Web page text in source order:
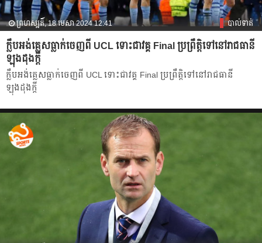
ព្រហស្បតិ៍, 18 មេសា 2024 12:41 បាល់ទាត់
ក្លឹប​អង់គ្លេស​ធ្លាក់​ចេញពី​ UCL ទោះ​ជា​វគ្គ Final ប្រព្រឹត្តិ​ទៅ​នៅ​រាជធានី​
ឡុងដុង​ក្ដី
ក្លឹប​អង់គ្លេស​ធ្លាក់​ចេញពី​ UCL ទោះ​ជា​វគ្គ Final ប្រព្រឹត្តិ​ទៅ​នៅ​រាជធានី​
ឡុងដុង​ក្ដី